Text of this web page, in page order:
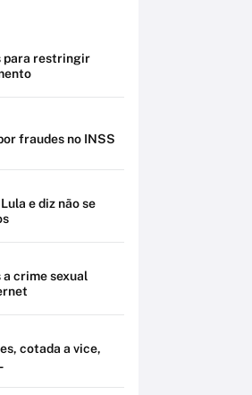
para restringir
fraudes no INSS
e diz não se
a crime sexual
cotada a vice,